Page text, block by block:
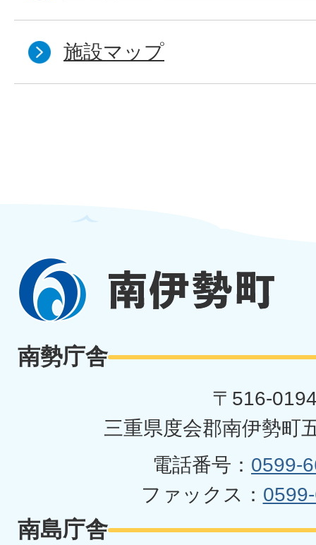
施設マップ
南勢庁舎
〒516-
三重県度会郡南伊勢町
電話番号： 0599-
ファックス：
南島庁舎